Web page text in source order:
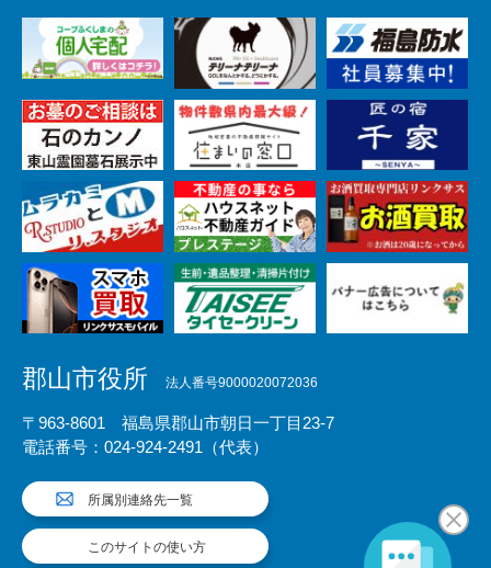
郡山市役所 法人番号9000020072036
〒963-8601 福島県郡山市朝日一丁目23-7
電話番号：024-924-2491（代表）
所属別連絡先一覧
このサイトの使い方